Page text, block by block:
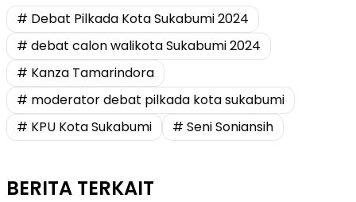
# Debat Pilkada Kota Sukabumi 2024
# debat calon walikota Sukabumi 2024
# Kanza Tamarindora
# moderator debat pilkada kota sukabumi
# KPU Kota Sukabumi
# Seni Soniansih
BERITA TERKAIT